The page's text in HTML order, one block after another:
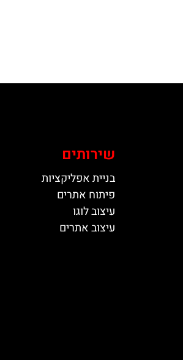
שירותים
בניית אפליקציות
פיתוח אתרים
עיצוב לוגו
עיצוב אתרים